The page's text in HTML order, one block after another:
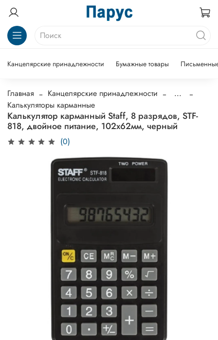
Канцелярские принадлежности Бумажные товары
Главная Канцелярские принадлежности
...
Калькуляторы карманные
Калькулятор карманный Staff, 8 разрядов, STF-
818, двойное питание, 102х62мм, черный
(0)